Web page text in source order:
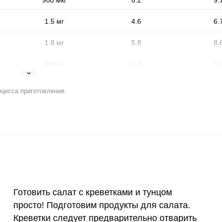
1.5 мг 4.6
1.8 мг 5.8
10 мкг 0.2
приготовления.
Готовить салат с креветками и тунцом
просто! Подготовим продукты для салата.
Креветки следует предварительно отварить
или